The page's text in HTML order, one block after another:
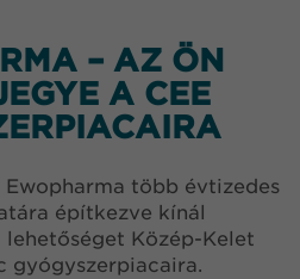
– AZ ÖN
A CEE
több évtizedes
építkezve kínál
Közép-Kelet
gyógyszerpiacaira.